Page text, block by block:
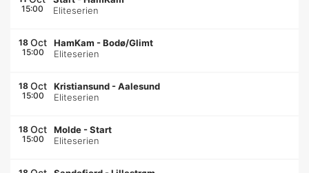
15:00
Eliteserien
18 Oct
15:00
HamKam -Bodø/Glimt
Eliteserien
18 Oct
15:00
Kristiansund -Aalesund
Eliteserien
18 Oct
15:00
Molde -Start
Eliteserien